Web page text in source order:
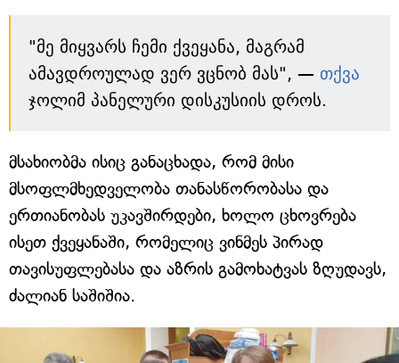
"მე მიყვარს ჩემი ქვეყანა, მაგრამ
ამავდროულად ვერ ვცნობ მას", — თქვა
ჯოლიმ პანელური დისკუსიის დროს.
მსახიობმა ისიც განაცხადა, რომ მისი
მსოფლმხედველობა თანასწორობასა და
ერთიანობას უკავშირდები, ხოლო ცხოვრება
ისეთ ქვეყანაში, რომელიც ვინმეს პირად
თავისუფლებასა და აზრის გამოხატვას ზღუდავს,
ძალიან საშიშია.